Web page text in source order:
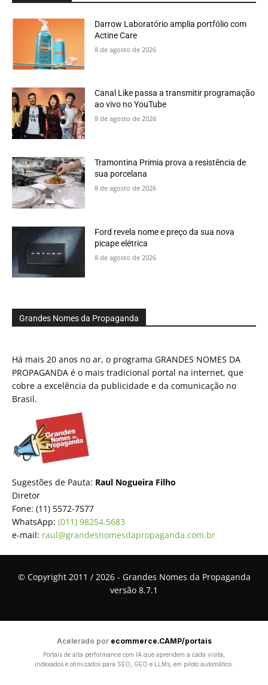
Darrow Laboratório amplia portfólio com
Actine Care
8 de agosto de 2026
Canal Like passa a transmitir programação
ao vivo no YouTube
8 de agosto de 2026
Tramontina Primia prova a resistência de
sua porcelana
8 de agosto de 2026
Ford revela nome e preço da sua nova
picape elétrica
8 de agosto de 2026
Grandes Nomes da Propaganda
Há mais 20 anos no ar, o programa GRANDES NOMES DA
PROPAGANDA é o mais tradicional portal na internet, que
cobre a excelência da publicidade e da comunicação no
Brasil.
Sugestões de Pauta: Raul Nogueira Filho
Diretor
Fone: (11) 5572-7577
WhatsApp: (011) 98254.5683
e-mail: raul@grandesnomesdapropaganda.com.br
© Copyright 2011 / 2026 - Grandes Nomes da Propaganda
versão 8.7.1
Acelerado por ecommerce.CAMP/portais
Portais de alta performance com IA que aprendem a cada visita,
indexados e otimizados para SEO, GEO e LLMs, em piloto automático.